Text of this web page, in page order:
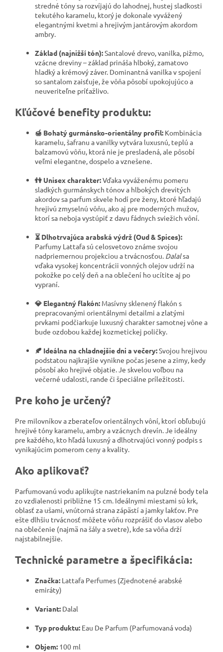
stredné tóny sa rozvíjajú do lahodnej, hustej sladkosti
tekutého karamelu, ktorý je dokonale vyvážený
elegantnými kvetmi a hrejivým jantárovým akordom
ambry.
Základ (najnižší tón):Santalové drevo, vanilka, pižmo,
vzácne dreviny – základ prináša hlboký, zamatovo
hladký a krémový záver. Dominantná vanilka v spojení
so santalom zaisťuje, že vôňa pôsobí upokojujúco a
neuveriteľne príťažlivo.
Kľúčové benefity produktu:
🍯 Bohatý gurmánsko-orientálny profil: Kombinácia
karamelu, šafranu a vanilky vytvára luxusnú, teplú a
balzamovú vôňu, ktorá nie je presladená, ale pôsobí
veľmi elegantne, dospelo a vznešene.
👫 Unisex charakter:Vďaka vyváženému pomeru
sladkých gurmánskych tónov a hlbokých drevitých
akordov sa parfum skvele hodí pre ženy, ktoré hľadajú
hrejivú zmyselnú vôňu, ako aj pre moderných mužov,
ktorí sa neboja vystúpiť z davu fádnych sviežich vôní.
⏳ Dlhotrvajúca arabská výdrž (Oud & Spices):
Parfumy Lattafa sú celosvetovo známe svojou
nadpriemernou projekciou a trvácnosťou. Dalalsa
vďaka vysokej koncentrácii vonných olejov udrží na
pokožke po celý deň a na oblečení ho ucítite aj po
vypraní.
💎 Elegantný flakón: Masívny sklenený flakón s
prepracovanými orientálnymi detailmi a zlatými
prvkami podčiarkuje luxusný charakter samotnej vône a
bude ozdobou každej kozmetickej poličky.
🍂 Ideálna na chladnejšie dni a večery:Svojou hrejivou
podstatou najkrajšie vynikne počas jesene a zimy, kedy
pôsobí ako hrejivé objatie. Je skvelou voľbou na
večerné udalosti, rande či špeciálne príležitosti.
Pre koho je určený?
Pre milovníkov a zberateľov orientálnych vôní, ktorí obľubujú
hrejivé tóny karamelu, ambry a vzácnych drevín. Je ideálny
pre každého, kto hľadá luxusný a dlhotrvajúci vonný podpis s
vynikajúcim pomerom ceny a kvality.
Ako aplikovať?
Parfumovanú vodu aplikujte nastriekaním na pulzné body tela
zo vzdialenosti približne 15 cm. Ideálnymi miestami sú krk,
oblasť za ušami, vnútorná strana zápästí a jamky lakťov. Pre
ešte dlhšiu trvácnosť môžete vôňu rozprášiť do vlasov alebo
na oblečenie (najmä na šály a svetre), kde sa vôňa drží
najstabilnejšie.
Technické parametre a špecifikácia:
Značka: Lattafa Perfumes (Zjednotené arabské
emiráty)
Variant: Dalal
Typ produktu: Eau De Parfum (Parfumovaná voda)
Objem: 100 ml